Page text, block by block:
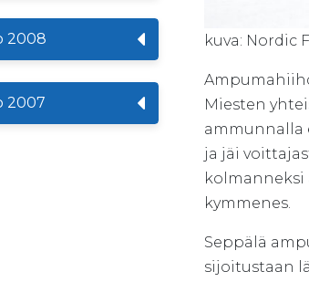
2008
2007
kuva: Nordic
Miesten
ammunnalla
ja jäi
kolmanneksi
kymmenes.
Seppälä
sijoitustaan